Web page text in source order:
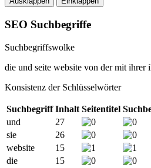
SEO Suchbegriffe
Suchbegriffswolke
die und seite website von der mit ihrer
Konsistenz der Schlüsselwörter
Suchbegriff Inhalt Seitentitel
und
27
sie
26
website
15
die
15